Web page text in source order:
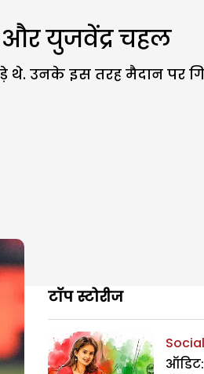
युजवेंद्र चहल
थे. उनके इस तरह मैदान पर
टॉप स्टोरीज